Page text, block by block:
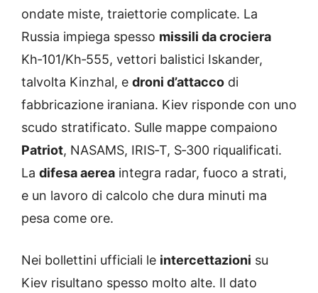
ondate miste, traiettorie complicate. La
Russia impiega spesso missili da crociera
Kh‑101/Kh‑555, vettori balistici Iskander,
talvolta Kinzhal, e droni d’attacco di
fabbricazione iraniana. Kiev risponde con uno
scudo stratificato. Sulle mappe compaiono
Patriot, NASAMS, IRIS‑T, S‑300 riqualificati.
La difesa aerea integra radar, fuoco a strati,
e un lavoro di calcolo che dura minuti ma
pesa come ore.
Nei bollettini ufficiali le intercettazioni su
Kiev risultano spesso molto alte. Il dato